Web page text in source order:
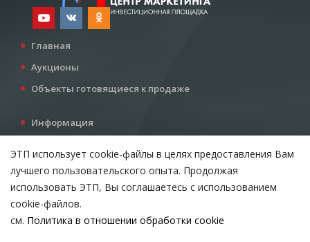
Главная
Аукционы
Объекты готовящиеся к продаже
Информация
Все для инвестора
Контакты
Возникли вопросы?
ЭТП использует cookie-файлы в целях предоставления Вам
лучшего пользовательского опыта. Продолжая
использовать ЭТП, Вы соглашаетесь с использованием
cookie-файлов.
см. Политика в отношении обработки cookie